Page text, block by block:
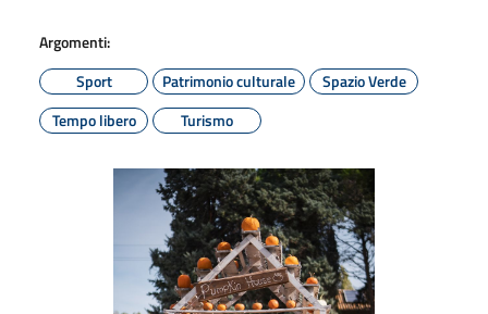
Argomenti:
Sport
Patrimonio culturale
Spazio Verde
Tempo libero
Turismo